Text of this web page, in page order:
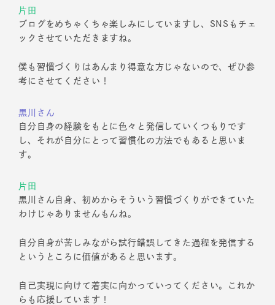
片田
ブログをめちゃくちゃ楽しみにしていますし、SNSもチェ
ックさせていただきますね。
僕も習慣づくりはあんまり得意な方じゃないので、ぜひ参
考にさせてください！
黒川さん
自分自身の経験をもとに色々と発信していくつもりです
し、それが自分にとって習慣化の方法でもあると思いま
す。
片田
黒川さん自身、初めからそういう習慣づくりができていた
わけじゃありませんもんね。
自分自身が苦しみながら試行錯誤してきた過程を発信する
というところに価値があると思います。
自己実現に向けて着実に向かっていってください。これか
らも応援しています！